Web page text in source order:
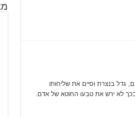
גדל בנצרת וסיים את שליחותו
לא ירש את טבעו החוטא של אדם.